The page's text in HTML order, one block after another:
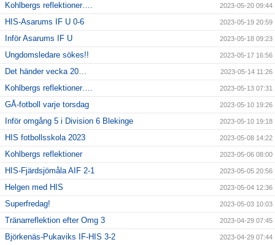
Kohlbergs reflektioner…. 2023-05-20 09:44
HIS-Asarums IF U 0-6 2023-05-19 20:59
Inför Asarums IF U 2023-05-18 09:23
Ungdomsledare sökes!! 2023-05-17 16:56
Det händer vecka 20… 2023-05-14 11:26
Kohlbergs reflektioner…. 2023-05-13 07:31
GÅ-fotboll varje torsdag 2023-05-10 19:26
Inför omgång 5 i Division 6 Blekinge 2023-05-10 19:18
HIS fotbollsskola 2023 2023-05-08 14:22
Kohlbergs reflektioner 2023-05-06 08:00
HIS-Fjärdsjömåla AIF 2-1 2023-05-05 20:56
Helgen med HIS 2023-05-04 12:36
Superfredag! 2023-05-03 10:03
Tränarreflektion efter Omg 3 2023-04-29 07:45
Björkenäs-Pukaviks IF-HIS 3-2 2023-04-29 07:44